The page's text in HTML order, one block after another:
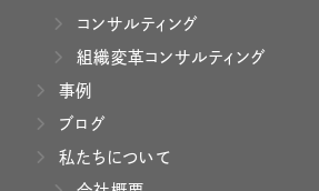
コンサルティング
組織変革コンサルティング
事例
ブログ
私たちについて